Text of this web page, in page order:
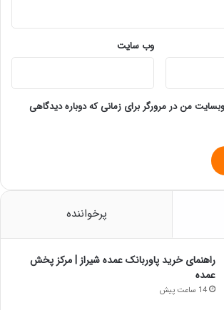
وب‌ سایت
من در مرورگر برای زمانی که دوباره دیدگاهی
پرخواننده
راهنمای خرید پاوربانک عمده شیراز | مرکز پخش
عمده
14 ساعت پیش